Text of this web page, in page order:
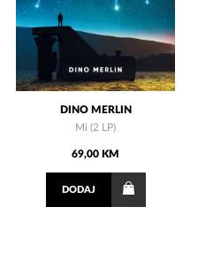
DINO MERLIN
Mi (2 LP)
69,00 KM
DODAJ